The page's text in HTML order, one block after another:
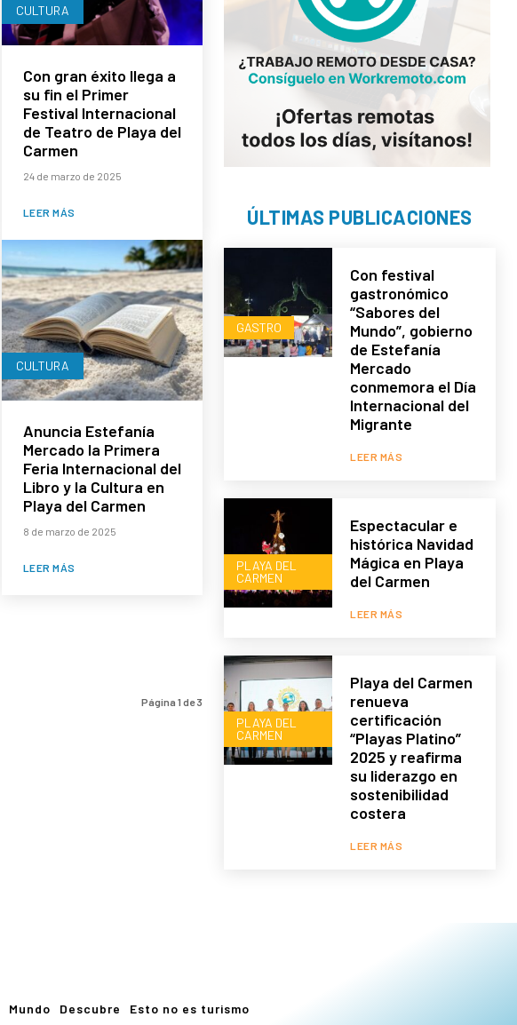
CULTURA
Con gran éxito llega a
su fin el Primer
Festival Internacional
de Teatro de Playa del
Carmen
24 de marzo de 2025
LEER MÁS
CULTURA
Anuncia Estefanía
Mercado la Primera
Feria Internacional del
Libro y la Cultura en
Playa del Carmen
8 de marzo de 2025
LEER MÁS
Página 1 de 3
ÚLTIMAS PUBLICACIONES
GASTRO
Con festival
gastronómico
“Sabores del
Mundo”, gobierno
de Estefanía
Mercado
conmemora el Día
Internacional del
Migrante
LEER MÁS
PLAYA DEL
CARMEN
Espectacular e
histórica Navidad
Mágica en Playa
del Carmen
LEER MÁS
PLAYA DEL
CARMEN
Playa del Carmen
renueva
certificación
“Playas Platino”
2025 y reafirma
su liderazgo en
sostenibilidad
costera
LEER MÁS
Mundo Descubre Esto no es turismo